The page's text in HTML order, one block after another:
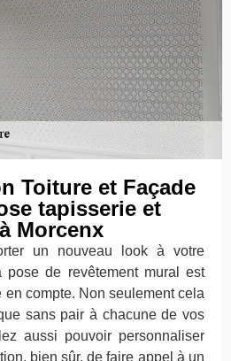
Toiture et Façade
tapisserie et
Morcenx
un nouveau look à votre
de revêtement mural est
en compte. Non seulement cela
sans pair à chacune de vos
aussi pouvoir personnaliser
bien sûr, de faire appel à un